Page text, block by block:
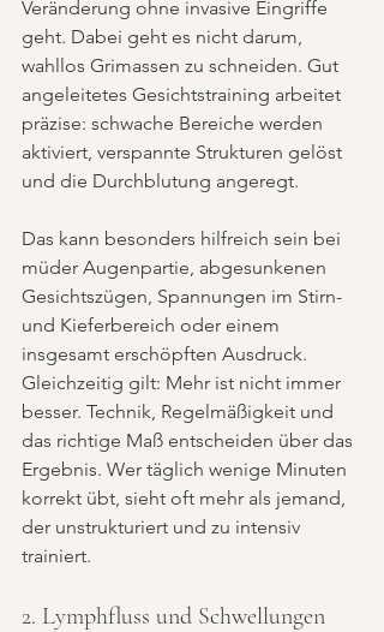
Veränderung ohne invasive Eingriffe
geht. Dabei geht es nicht darum,
wahllos Grimassen zu schneiden. Gut
angeleitetes Gesichtstraining arbeitet
präzise: schwache Bereiche werden
aktiviert, verspannte Strukturen gelöst
und die Durchblutung angeregt.
Das kann besonders hilfreich sein bei
müder Augenpartie, abgesunkenen
Gesichtszügen, Spannungen im Stirn-
und Kieferbereich oder einem
insgesamt erschöpften Ausdruck.
Gleichzeitig gilt: Mehr ist nicht immer
besser. Technik, Regelmäßigkeit und
das richtige Maß entscheiden über das
Ergebnis. Wer täglich wenige Minuten
korrekt übt, sieht oft mehr als jemand,
der unstrukturiert und zu intensiv
trainiert.
2. Lymphfluss und Schwellungen